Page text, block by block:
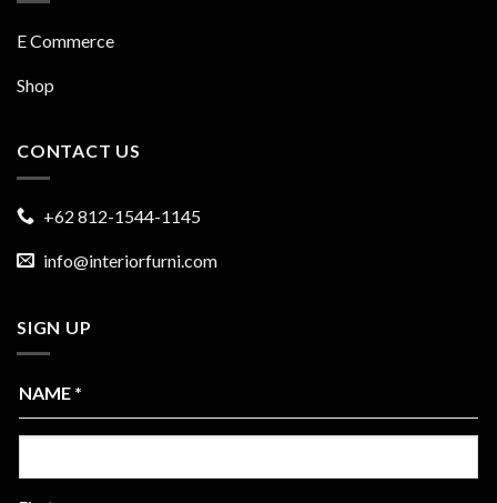
E Commerce
Shop
CONTACT US
+62 812-1544-1145
info@interiorfurni.com
SIGN UP
NAME *